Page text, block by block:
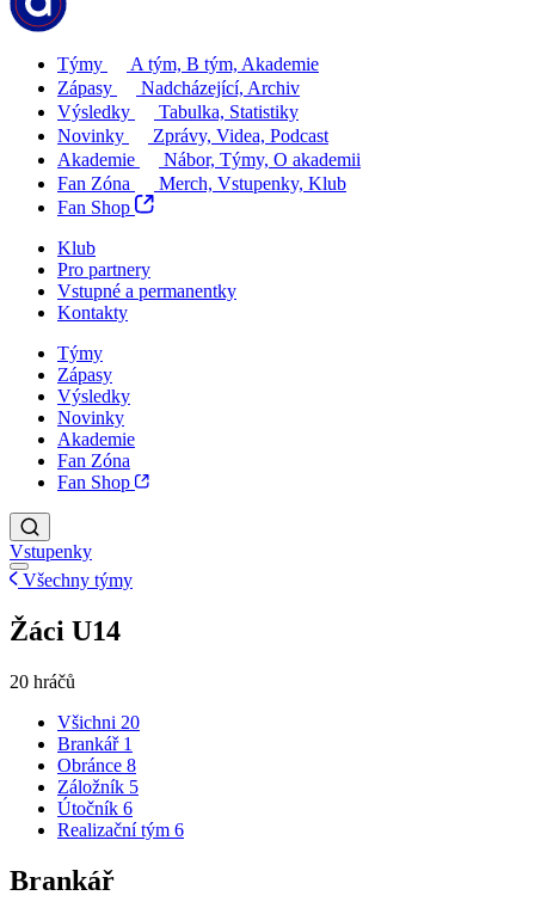
Týmy
A tým, B tým, Akademie
Zápasy
Nadcházející, Archiv
Výsledky
Tabulka, Statistiky
Novinky
Zprávy, Videa, Podcast
Akademie
Nábor, Týmy, O akademii
Fan Zóna
Merch, Vstupenky, Klub
Fan Shop
Klub
Pro partnery
Vstupné a permanentky
Kontakty
Týmy
Zápasy
Výsledky
Novinky
Akademie
Fan Zóna
Fan Shop
Vstupenky
Všechny týmy
Žáci U14
20 hráčů
Všichni 20
Brankář 1
Obránce 8
Záložník 5
Útočník 6
Realizační tým 6
Brankář